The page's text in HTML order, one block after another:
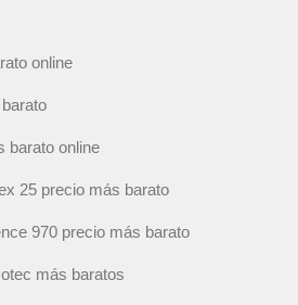
online
barato online
25 precio más barato
970 precio más barato
más baratos